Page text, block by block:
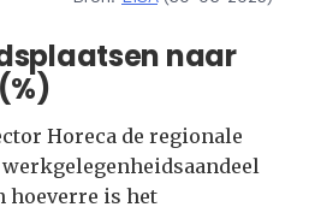
naar
Horeca de regionale
hoeverre is het